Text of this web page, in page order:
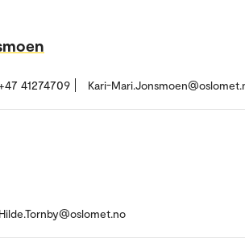
41274709 Kari-
Hilde.Tornby@oslomet.no